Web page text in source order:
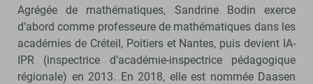
Agrégée de mathématiques, Sandrine Bodin exerce
d’abord comme professeure de mathématiques dans les
académies de Créteil, Poitiers et Nantes, puis devient IA-
IPR (inspectrice d’académie-inspectrice pédagogique
régionale) en 2013. En 2018, elle est nommée Daasen